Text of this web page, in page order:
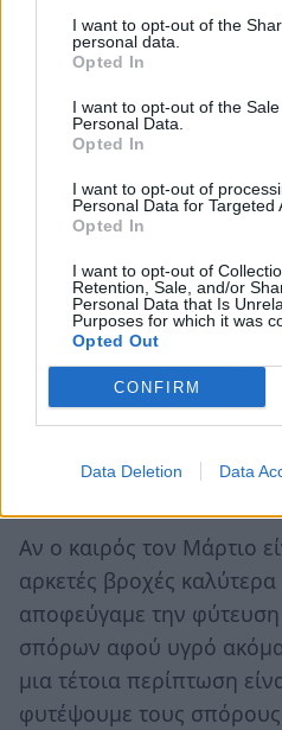
I want to opt-out of the
personal data.
Opted In
I want to opt-out of the
Personal Data.
Opted In
I want to opt-out of
Personal Data for Targeted
Opted In
I want to opt-out of
Retention, Sale, and/or
Personal Data that Is
Purposes for which it was
Opted Out
CONFIRM
Data Deletion Data
αν είναι κάννες, οι
γλαδιόλες, οι υάκινθοι,
κόνδυλοι και οι
των βολβών καλό θα
στηρίγματα για τα νέα
τραυματίσουμε τις ρίζες
Επίσης μπορούμε τώρα
στο χώμα βασιλικό,
αγήρατο, γυροφύλη,
γρασίδι. Σε περίπτωση
ακόμα ο ιδανικός
μέχρι τον Απρίλιο.
Αν ο καιρός τον Μάρτιο
αρκετές βροχές
αποφεύγαμε την
σπόρων αφού υγρό
μια τέτοια περίπτωση
φυτέψουμε τους σπόρους